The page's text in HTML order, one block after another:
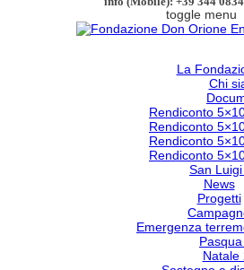
toggle menu
La
Chi
Rendiconto
Rendiconto
Rendiconto
Rendiconto
San
News
Progetti
Emergenza
Natale